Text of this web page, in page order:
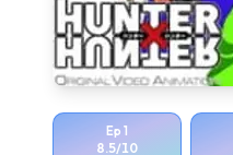
Ep 1
8.5/10